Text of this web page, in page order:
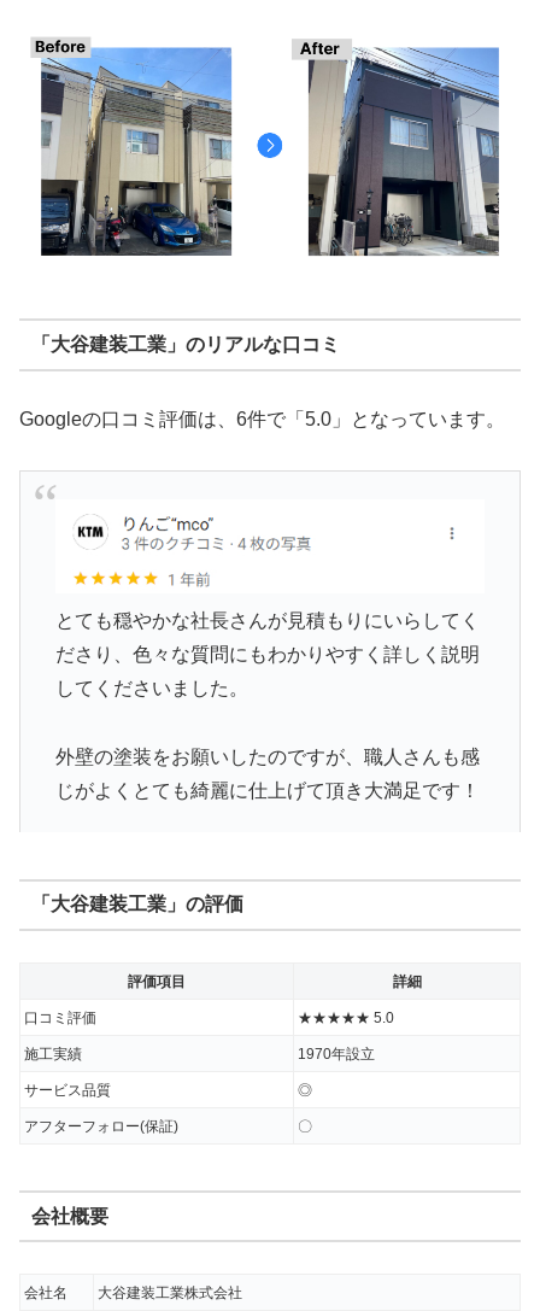
「大谷建装工業」のリアルな口コミ
Googleの口コミ評価は、6件で「5.0」となっています。
とても穏やかな社長さんが見積もりにいらしてく
ださり、色々な質問にもわかりやすく詳しく説明
してくださいました。
外壁の塗装をお願いしたのですが、職人さんも感
じがよくとても綺麗に仕上げて頂き大満足です！
はじめての塗装でしたが、ご丁寧に説明していた
だいので、イメージ通りに仕上がりました。
近隣への挨拶も丁寧で安心して工事を任せること
ができました。
出典：Google口コミ
「大谷建装工業」の評価
評価項目 詳細
口コミ評価 ★★★★★ 5.0
施工実績 1970年設立
サービス品質 ◎
アフターフォロー(保証) 〇
会社概要
会社名 大谷建装工業株式会社